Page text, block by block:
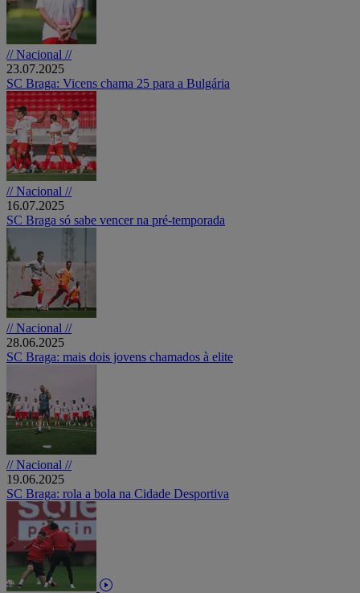
// Nacional //
23.07.2025
SC Braga: Vicens chama 25 para a Bulgária
// Nacional //
16.07.2025
SC Braga só sabe vencer na pré-temporada
// Nacional //
28.06.2025
SC Braga: mais dois jovens chamados à elite
// Nacional //
19.06.2025
SC Braga: rola a bola na Cidade Desportiva